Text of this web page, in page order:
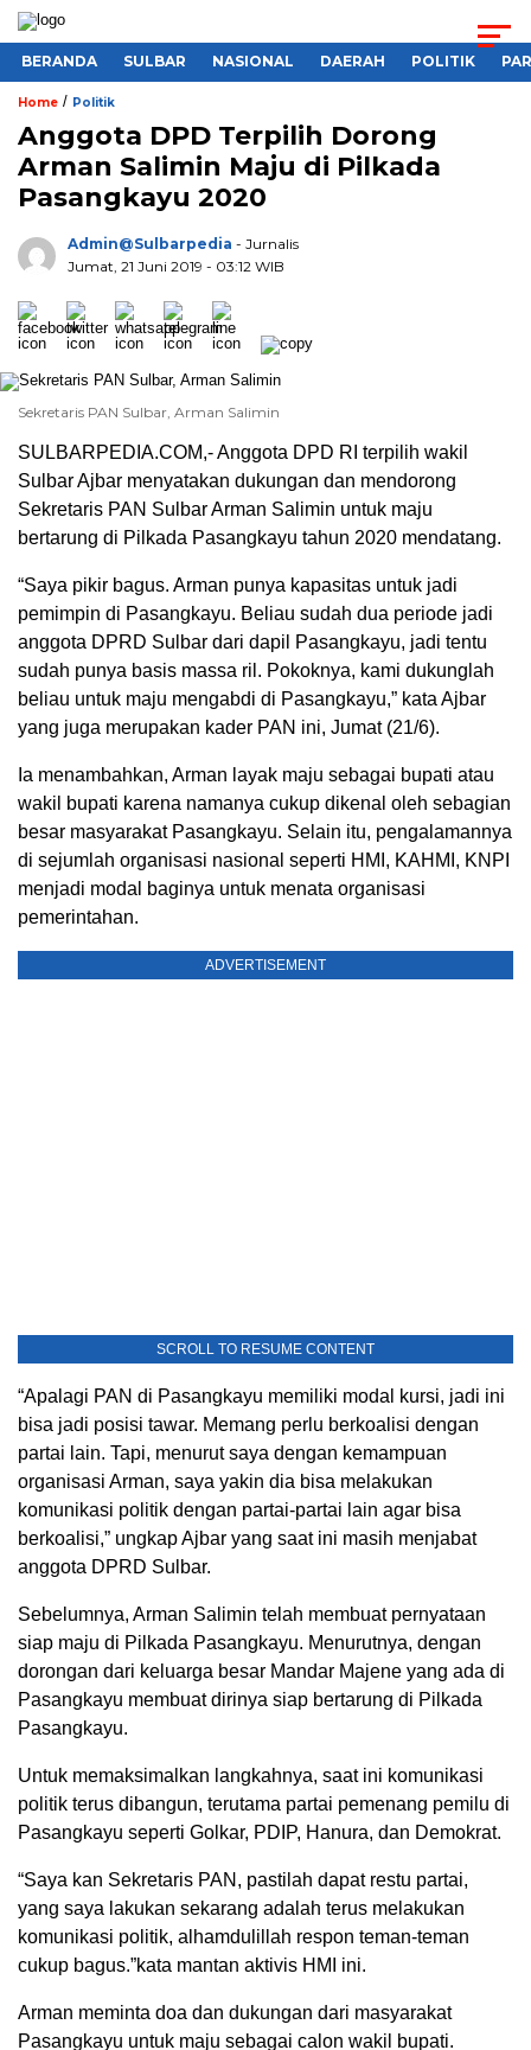
BERANDA SULBAR NASIONAL DAERAH POLITIK
Home / Politik
Anggota DPD Terpilih Dorong
Arman Salimin Maju di Pilkada
Pasangkayu 2020
Admin@sulbarpedia - Jurnalis
Jumat, 21 Juni 2019 - 03:12 WIB
Sekretaris PAN Sulbar, Arman Salimin
SULBARPEDIA.COM,- Anggota DPD RI terpilih wakil
Sulbar Ajbar menyatakan dukungan dan mendorong
Sekretaris PAN Sulbar Arman Salimin untuk maju
bertarung di Pilkada Pasangkayu tahun 2020 mendatang.
“Saya pikir bagus. Arman punya kapasitas untuk jadi
pemimpin di Pasangkayu. Beliau sudah dua periode jadi
anggota DPRD Sulbar dari dapil Pasangkayu, jadi tentu
sudah punya basis massa ril. Pokoknya, kami dukunglah
beliau untuk maju mengabdi di Pasangkayu,” kata Ajbar
yang juga merupakan kader PAN ini, Jumat (21/6).
Ia menambahkan, Arman layak maju sebagai bupati atau
wakil bupati karena namanya cukup dikenal oleh sebagian
besar masyarakat Pasangkayu. Selain itu, pengalamannya
di sejumlah organisasi nasional seperti HMI, KAHMI, KNPI
menjadi modal baginya untuk menata organisasi
pemerintahan.
ADVERTISEMENT
SCROLL TO RESUME CONTENT
“Apalagi PAN di Pasangkayu memiliki modal kursi, jadi ini
bisa jadi posisi tawar. Memang perlu berkoalisi dengan
partai lain. Tapi, menurut saya dengan kemampuan
organisasi Arman, saya yakin dia bisa melakukan
komunikasi politik dengan partai-partai lain agar bisa
berkoalisi,” ungkap Ajbar yang saat ini masih menjabat
anggota DPRD Sulbar.
Sebelumnya, Arman Salimin telah membuat pernyataan
siap maju di Pilkada Pasangkayu. Menurutnya, dengan
dorongan dari keluarga besar Mandar Majene yang ada di
Pasangkayu membuat dirinya siap bertarung di Pilkada
Pasangkayu.
Untuk memaksimalkan langkahnya, saat ini komunikasi
politik terus dibangun, terutama partai pemenang pemilu di
Pasangkayu seperti Golkar, PDIP, Hanura, dan Demokrat.
“Saya kan Sekretaris PAN, pastilah dapat restu partai,
yang saya lakukan sekarang adalah terus melakukan
komunikasi politik, alhamdulillah respon teman-teman
cukup bagus.”kata mantan aktivis HMI ini.
Arman meminta doa dan dukungan dari masyarakat
Pasangkayu untuk maju sebagai calon wakil bupati.